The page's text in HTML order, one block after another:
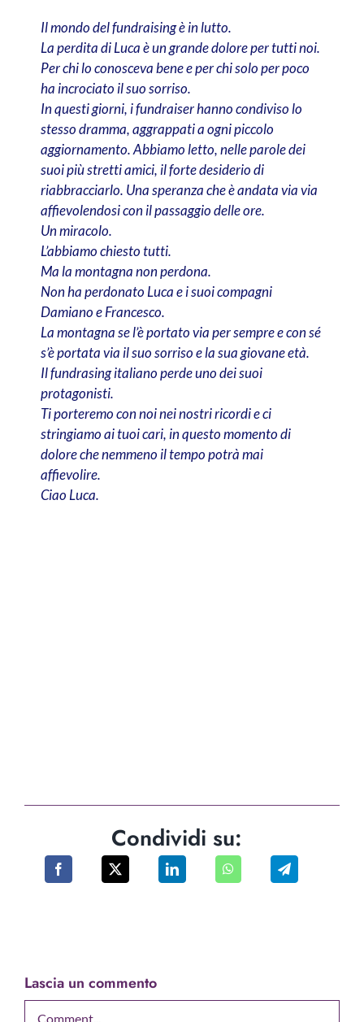
Il mondo del fundraising è in lutto.
La perdita di Luca è un grande dolore per tutti noi.
Per chi lo conosceva bene e per chi solo per poco
ha incrociato il suo sorriso.
In questi giorni, i fundraiser hanno condiviso lo
stesso dramma, aggrappati a ogni piccolo
aggiornamento. Abbiamo letto, nelle parole dei
suoi più stretti amici, il forte desiderio di
riabbracciarlo. Una speranza che è andata via via
affievolendosi con il passaggio delle ore.
Un miracolo.
L’abbiamo chiesto tutti.
Ma la montagna non perdona.
Non ha perdonato Luca e i suoi compagni
Damiano e Francesco.
La montagna se l’è portato via per sempre e con sé
s’è portata via il suo sorriso e la sua giovane età.
Il fundrasing italiano perde uno dei suoi
protagonisti.
Ti porteremo con noi nei nostri ricordi e ci
stringiamo ai tuoi cari, in questo momento di
dolore che nemmeno il tempo potrà mai
affievolire.
Ciao Luca.
Condividi su:
Lascia un commento